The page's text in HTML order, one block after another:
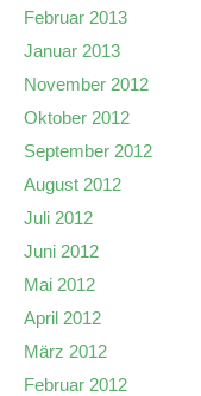
Februar 2013
Januar 2013
November 2012
Oktober 2012
September 2012
August 2012
Juli 2012
Juni 2012
Mai 2012
April 2012
März 2012
Februar 2012